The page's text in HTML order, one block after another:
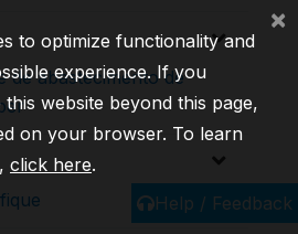
de abastecimento de
Help / Feedback
to optimize functionality and
experience. If you
website beyond this page,
on your browser. To learn
click here.
×